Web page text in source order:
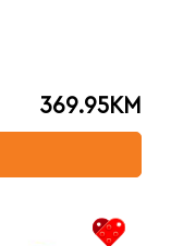
369.95KM